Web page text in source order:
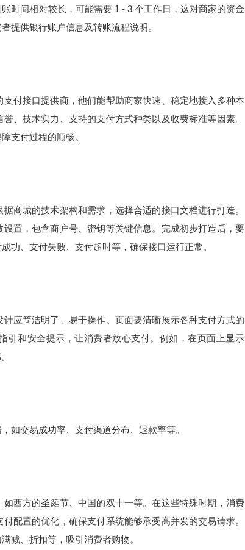
时间相对较长，可能需要 1 - 3 个工作日，这对商家的资金
提供银行账户信息及转账流程说明。
付接口提供商，他们能帮助商家快速、稳定地接入多种本
、技术实力、支持的支付方式种类以及收费标准等因素。
支付过程的顺畅。
商城的技术架构和需求，选择合适的接口文档进行打造。
置，包含商户号、密钥等关键信息。完成初步打造后，要
功、支付失败、支付超时等，确保接口运行正常。
应简洁明了、易于操作。页面要清晰展示各种支付方式的
引和安全提示，让消费者放心支付。例如，在页面上显示
如交易成功率、支付渠道分布、退款率等。
西方的圣诞节、中国的双十一等。在这些特殊时期，消费
配置的优化，确保支付系统能够承受高并发的交易请求。
减、折扣等，吸引消费者购物。